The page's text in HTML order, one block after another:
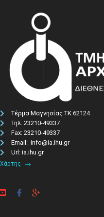
Τέρμα Μαγνησίας ΤΚ 62124
Τηλ: 23210-49337​
Fax: 23210-49337
Email: info@ia.ihu.gr
Url: ia.ihu.gr
Χάρτης